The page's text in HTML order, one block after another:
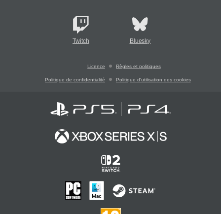
Twitch Bluesky
Licence Règles et politiques
Politique de confidentialité Politique d'utilisation des cookies